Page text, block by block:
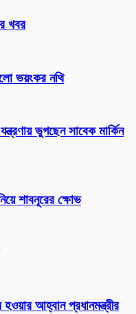
খবর
ভয়ংকর নথি
ভুগছেন সাবেক মার্কিন
শাবনূরের ক্ষোভ
আহ্বান প্রধানমন্ত্রীর